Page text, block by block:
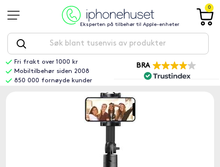
Eksperten på tilbehør til Apple-enheter
0
Fri frakt over 1000 kr
Mobiltilbehør siden 2008
850 000 fornøyde kunder
BRA